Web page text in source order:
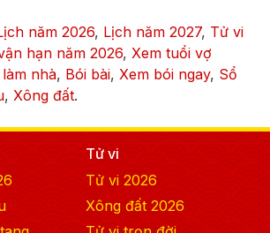
năm 2026, Lịch năm 2027, Tử vi
hạn năm 2026, Xem tuổi vợ
nhà, Bói bài, Xem bói ngay, Sổ
, Xông đất.
Tử vi
Tử vi 2026
Xông đất 2026